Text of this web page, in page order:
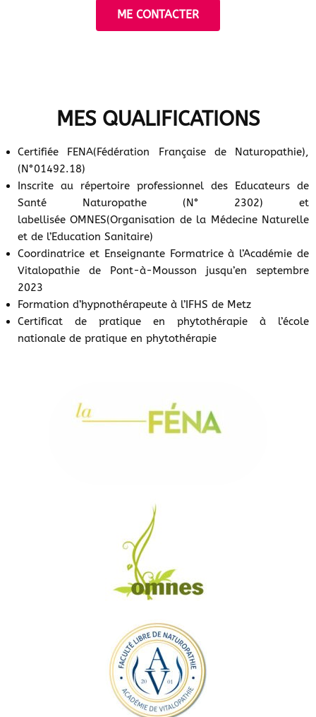
ME CONTACTER
MES QUALIFICATIONS
Certifiée FENA(Fédération Française de Naturopathie),
(N°01492.18)
Inscrite au répertoire professionnel des Educateurs de
Santé Naturopathe (N° 2302) et
labellisée OMNES(Organisation de la Médecine Naturelle
et de l’Education Sanitaire)
Coordinatrice et Enseignante Formatrice à l’Académie de
Vitalopathie de Pont-à-Mousson jusqu’en septembre
2023
Formation d’hypnothérapeute à l’IFHS de Metz
Certificat de pratique en phytothérapie à l’école
nationale de pratique en phytothérapie